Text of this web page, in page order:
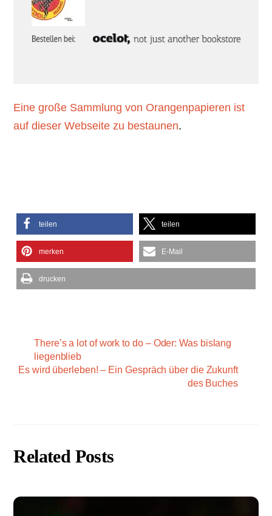
Eine große Sammlung von Orangenpapieren ist
auf dieser Webseite zu bestaunen.
teilen teilen
merken E-Mail
drucken
There’s a lot of work to do – Oder: Was bislang
liegenblieb
Es wird überleben! – Ein Gespräch über die Zukunft
des Buches
Related Posts